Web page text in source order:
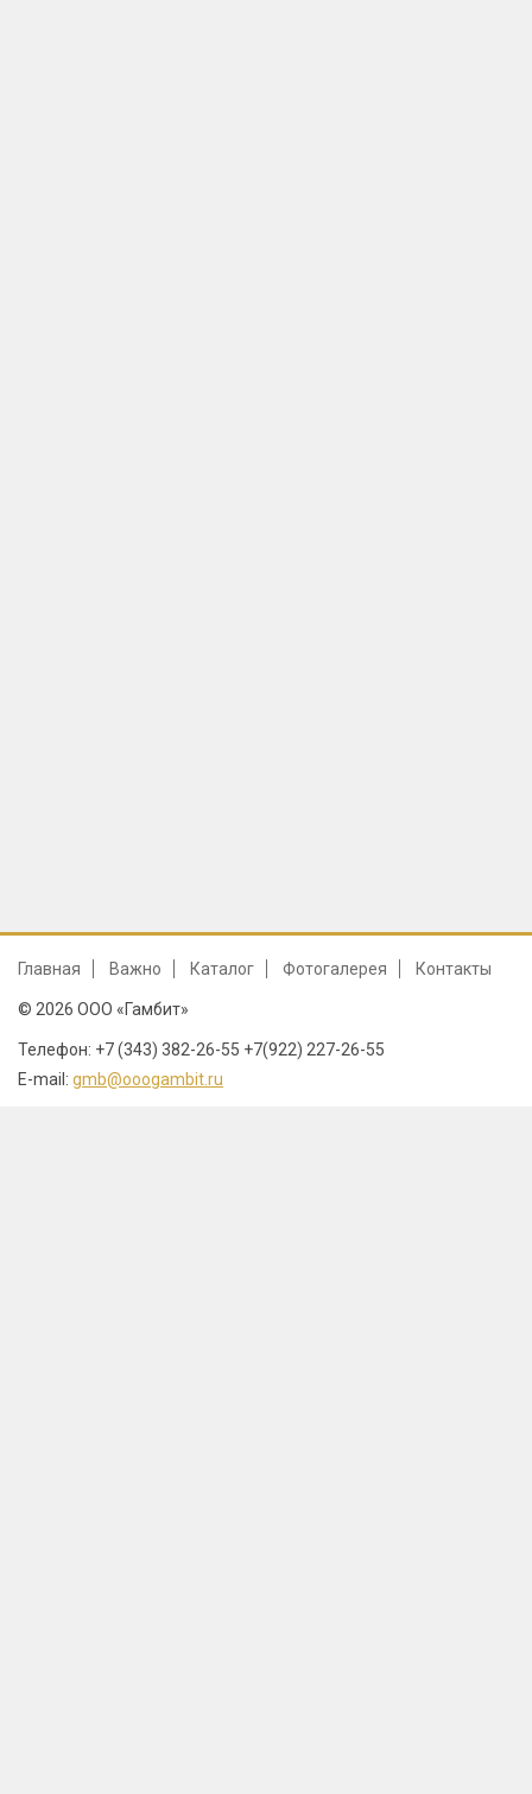
Главная Важно Каталог Фотогалерея Контакты
© 2026 ООО «Гамбит»
Телефон: +7 (343) 382-26-55 +7(922) 227-26-55
E-mail: gmb@ooogambit.ru